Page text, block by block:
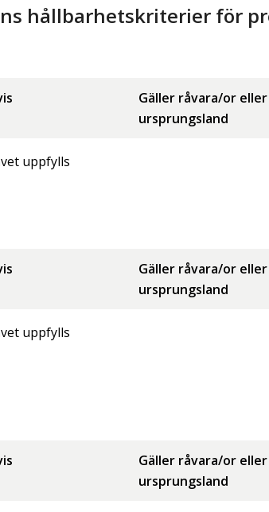
hållbarhetskriterier för
Gäller råvara/or eller
ursprungsland
uppfylls
Gäller råvara/or eller
ursprungsland
uppfylls
Gäller råvara/or eller
ursprungsland